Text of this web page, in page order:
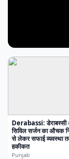
Derabassi: डेराबस्सी
सिविल सर्जन का औचक
से लेकर सफाई व्यवस्था
हकीकत
Punjab